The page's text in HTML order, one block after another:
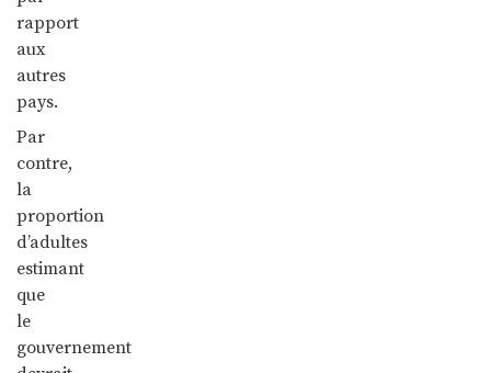
rapport
aux
autres
pays.
Par
contre,
la
proportion
d’adultes
estimant
que
le
gouvernement